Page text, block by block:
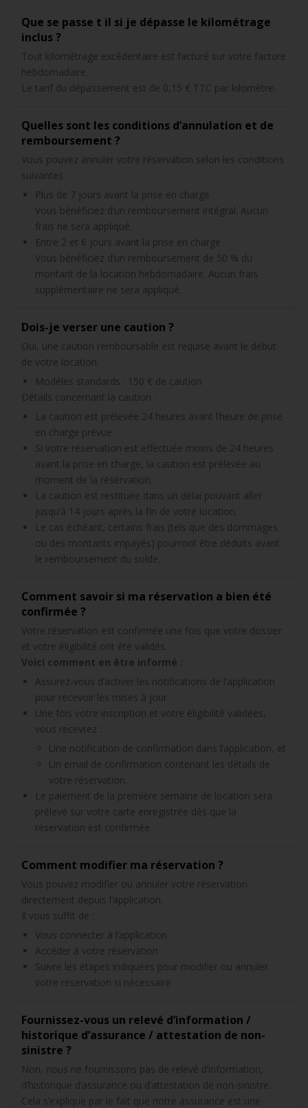
Que se passe t il si je dépasse le kilométrage
inclus ?
Tout kilométrage excédentaire est facturé sur votre facture
hebdomadaire.
Le tarif du dépassement est de 0,15 € TTC par kilomètre.
Quelles sont les conditions d’annulation et de
remboursement ?
Vous pouvez annuler votre réservation selon les conditions
suivantes :
Plus de 7 jours avant la prise en charge
Vous bénéficiez d’un remboursement intégral. Aucun
frais ne sera appliqué.
Entre 2 et 6 jours avant la prise en charge
Vous bénéficiez d’un remboursement de 50 % du
montant de la location hebdomadaire. Aucun frais
supplémentaire ne sera appliqué.
Dois-je verser une caution ?
Oui, une caution remboursable est requise avant le début
de votre location.
Modèles standards : 150 € de caution
Détails concernant la caution :
La caution est prélevée 24 heures avant l’heure de prise
en charge prévue.
Si votre réservation est effectuée moins de 24 heures
avant la prise en charge, la caution est prélevée au
moment de la réservation.
La caution est restituée dans un délai pouvant aller
jusqu’à 14 jours après la fin de votre location.
Le cas échéant, certains frais (tels que des dommages
ou des montants impayés) pourront être déduits avant
le remboursement du solde.
Comment savoir si ma réservation a bien été
confirmée ?
Votre réservation est confirmée une fois que votre dossier
et votre éligibilité ont été validés.
Voici comment en être informé :
Assurez-vous d’activer les notifications de l’application
pour recevoir les mises à jour.
Une fois votre inscription et votre éligibilité validées,
vous recevrez :
Une notification de confirmation dans l’application, et
Un email de confirmation contenant les détails de
votre réservation.
Le paiement de la première semaine de location sera
prélevé sur votre carte enregistrée dès que la
réservation est confirmée.
Comment modifier ma réservation ?
Vous pouvez modifier ou annuler votre réservation
directement depuis l’application.
Il vous suffit de :
Vous connecter à l’application
Accéder à votre réservation
Suivre les étapes indiquées pour modifier ou annuler
votre réservation si nécessaire
Fournissez-vous un relevé d’information /
historique d’assurance / attestation de non-
sinistre ?
Non, nous ne fournissons pas de relevé d’information,
d’historique d’assurance ou d’attestation de non-sinistre.
Cela s’explique par le fait que notre assurance est une